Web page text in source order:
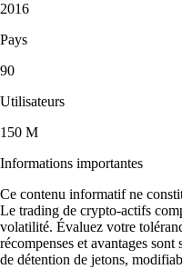
2016
Pays
90
Utilisateurs
150 M
Informations importantes
Ce contenu informatif ne
Le trading de crypto-actifs
volatilité. Évaluez votre
récompenses et avantages
de détention de jetons,